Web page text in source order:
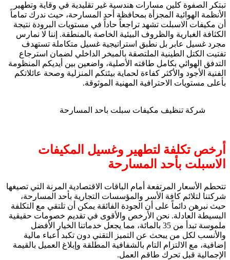
تبتكر الصفوة كلين مسارات هندسية غير تقليدية في وقاية وتطهير
الأنظمة الهوائية المجزأة بمحافظة أحد المسارحة، حيث ندرك تماماً
أن مكيفات الاسبلت تشهد تراجعاً حاداً في مستويات البرودة نتيجة
الكثافة الغبارية والظروف البيئية الخاصة بالمنطقة. إننا لا نمارس
مجرد غسيل عابر بل نطبق استراتيجية غسيل متكاملة تستهدف
تفتيت الكتل الطينية الملتصقة بالمبخر الداخلي لضمان استرجاع
التدفق الهوائي بكامل طاقته الأصلية، واضعين بين أيديكم المنظومة
الفنية الأجود والأكثر كفاءة لحماية بيئتكم المنزلية وصحة عائلاتكم
بأعلى مستويات الاحترافية المهنية الموثوقة.
شركة تنظيف مكيفات سبلت باحد المسارحة
أرخص تكلفة لتطهير وغسيل المكيفات
الاسبلت بأحد المسارحة
تتحطم الأسعار المرتفعة أمام الباقات الاقتصادية المرنة التي تصيغها
شركتنا لتلائم كافة الأسر والمؤسسات التجارية بأحد المسارحة،
حيث نبرهن دائماً على أن الجودة الفائقة يمكن أن تلتقي مع التكلفة
البسيطة العادلة. نحن الأرخص والأقوى في تقديم خصومات حقيقية
ملموسة تبدأ من 35 بالمائة، مما يجعل خدماتنا الخيار الأفضل
والأنسب لكل من يبحث عن التميز التقني دون تكبد أعباء مالية
إضافية، مع الالتزام التام بالشفافية المطلقة وإبلاغ العميل بالقيمة
الإجمالية قبل تحرك طاقم العمل.